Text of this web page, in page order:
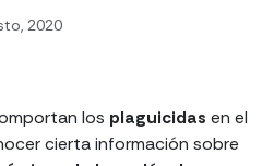
2020
los plaguicidas en el
cierta información sobre